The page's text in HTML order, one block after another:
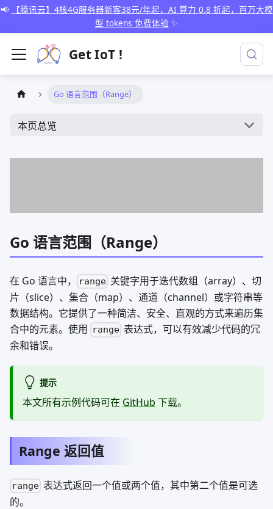
📢
【腾讯云】4核4G服务器新客38元/年起，AI 算力 0.8 折起，百万大模
型 tokens 免费体验 ✨
Get IoT !
Go 语言范围（Range）
本页总览
Go 语言范围（Range）
在 Go 语言中， range 关键字用于迭代数组（array）、切
片（slice）、集合（map）、通道（channel）或字符串等
数据结构。它提供了一种简洁、安全、直观的方式来遍历集
合中的元素。使用 range 表达式，可以有效减少代码的冗
余和错误。
提示
本文所有示例代码可在 GitHub 下载。
Range 返回值
range 表达式返回一个值或两个值，其中第二个值是可选
的。